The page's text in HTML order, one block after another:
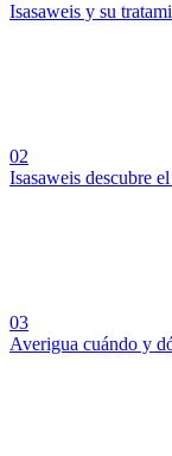
Isasaweis y su
02
Isasaweis descubre
03
Averigua cuándo y